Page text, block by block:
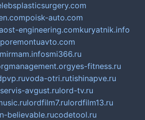
poisk-auto.com
ost-engineering.comkuryatnik.info
poremontuavto.com
mirmam.infosmi366.ru
yes-fitness.ru
voda-otri.rutishinapve.ru
avgust.rulord-tv.ru
lordfilm7.rulordfilm13.ru
believable.rucodetool.ru